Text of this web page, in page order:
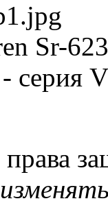
Sr-
серия
права